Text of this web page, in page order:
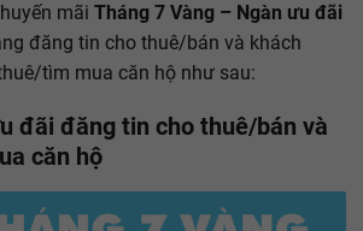
mãi Tháng 7 Vàng – Ngàn ưu đãi
đăng tin cho thuê/bán và khách
tìm mua căn hộ như sau:
đãi đăng tin cho thuê/bán và
căn hộ